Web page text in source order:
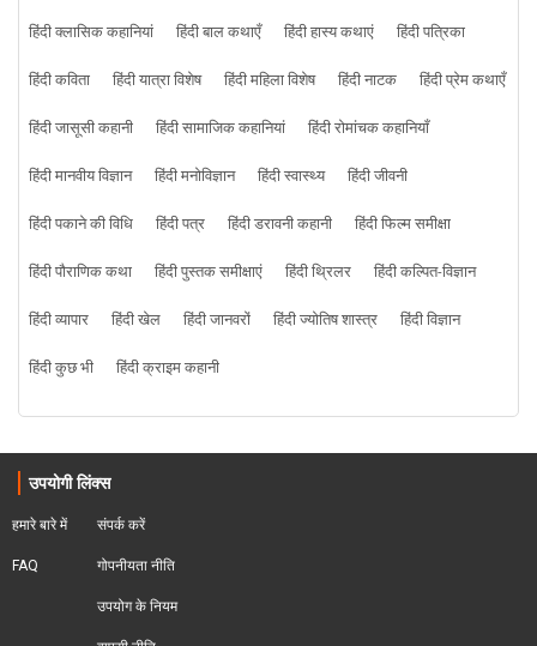
हिंदी क्लासिक कहानियां
हिंदी बाल कथाएँ हिंदी हास्य कथाएं
हिंदी पत्रिका
हिंदी कविता
हिंदी यात्रा विशेष हिंदी महिला विशेष हिंदी नाटक
हिंदी प्रेम कथाएँ
हिंदी जासूसी कहानी
हिंदी सामाजिक कहानियां
हिंदी रोमांचक कहानियाँ
हिंदी मानवीय विज्ञान
हिंदी मनोविज्ञान हिंदी स्वास्थ्य
हिंदी जीवनी
हिंदी पकाने की विधि
हिंदी पत्र हिंदी डरावनी कहानी
हिंदी फिल्म समीक्षा
हिंदी पौराणिक कथा
हिंदी पुस्तक समीक्षाएं हिंदी थ्रिलर
हिंदी कल्पित-विज्ञान
हिंदी व्यापार
हिंदी खेल हिंदी जानवरों हिंदी ज्योतिष शास्त्र
हिंदी विज्ञान
हिंदी कुछ भी
हिंदी क्राइम कहानी
उपयोगी लिंक्स
हमारे बारे में
FAQ
संपर्क करें
गोपनीयता नीति
उपयोग के नियम